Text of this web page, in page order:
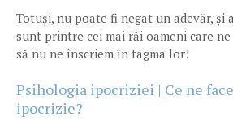
Totuși, nu poate fi negat un adevăr, și
sunt printre cei mai răi oameni care
să nu ne înscriem în tagma lor!
Psihologia ipocriziei | Ce ne
ipocrizie?